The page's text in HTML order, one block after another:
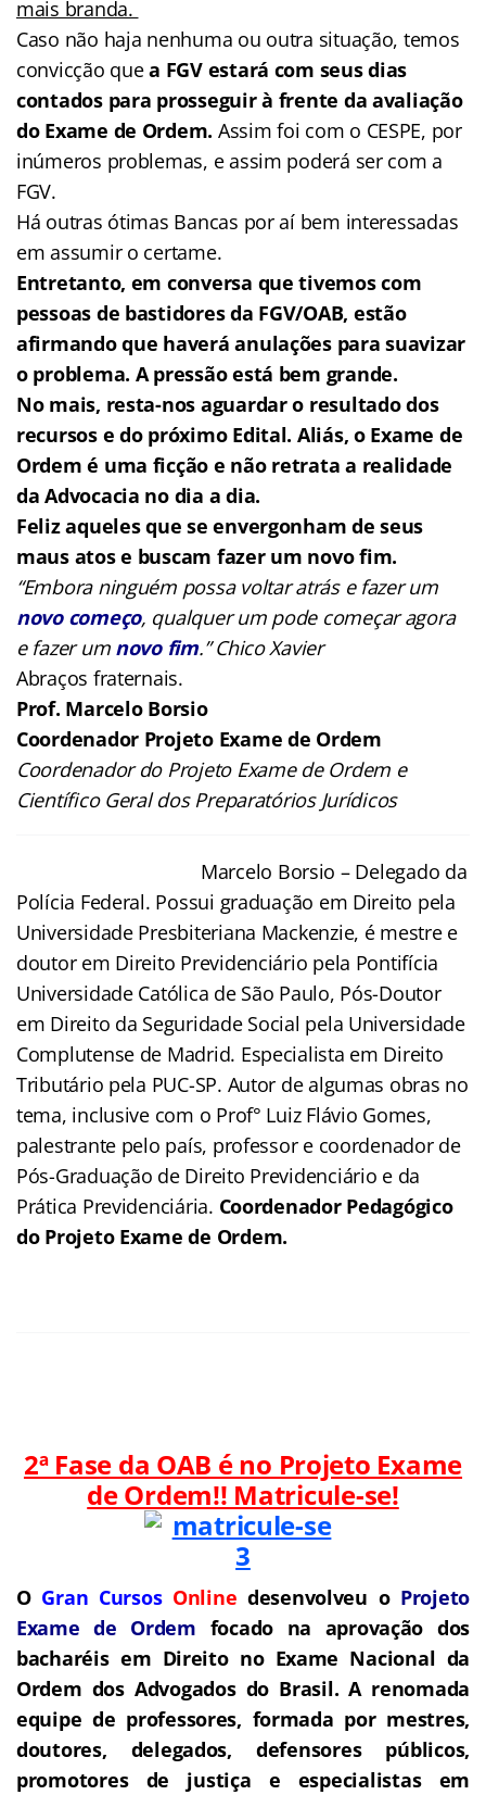
mais branda.
Caso não haja nenhuma ou outra situação, temos
convicção quea FGV estará com seus dias
contados para prosseguir à frente da avaliação
do Exame de Ordem. Assim foi com o CESPE, por
inúmeros problemas, e assim poderá ser com a
FGV.
Há outras ótimas Bancas por aí bem interessadas
em assumir o certame.
Entretanto, em conversa que tivemos com
pessoas de bastidores da FGV/OAB, estão
afirmando que haverá anulações para suavizar
o problema. A pressão está bem grande.
No mais, resta-nos aguardar o resultado dos
recursos e do próximo Edital. Aliás, o Exame de
Ordem é uma ficção e não retrata a realidade
da Advocacia no dia a dia.
Feliz aqueles que se envergonham de seus
maus atos e buscam fazer um novo fim.
“Embora ninguém possa voltar atrás e fazer um
novo começo, qualquer um pode começar agora
e fazer um novo fim.” Chico Xavier
Abraços fraternais.
Prof. Marcelo Borsio
Coordenador Projeto Exame de Ordem
Coordenador do Projeto Exame de Ordem e
Científico Geral dos Preparatórios Jurídicos
Marcelo Borsio – Delegado da
Polícia Federal. Possui graduação em Direito pela
Universidade Presbiteriana Mackenzie, é mestre e
doutor em Direito Previdenciário pela Pontifícia
Universidade Católica de São Paulo, Pós-Doutor
em Direito da Seguridade Social pela Universidade
Complutense de Madrid. Especialista em Direito
Tributário pela PUC-SP. Autor de algumas obras no
tema, inclusive com o Prof° Luiz Flávio Gomes,
palestrante pelo país, professor e coordenador de
Pós-Graduação de Direito Previdenciário e da
Prática Previdenciária. Coordenador Pedagógico
do Projeto Exame de Ordem.
2ª Fase da OAB é no Projeto Exame
de Ordem!! Matricule-se!
O Gran Cursos Online desenvolveu o Projeto
Exame de Ordem focado na aprovação dos
bacharéis em Direito no Exame Nacional da
Ordem dos Advogados do Brasil. A renomada
equipe de professores, formada por mestres,
doutores, delegados, defensores públicos,
promotores de justiça e especialistas em